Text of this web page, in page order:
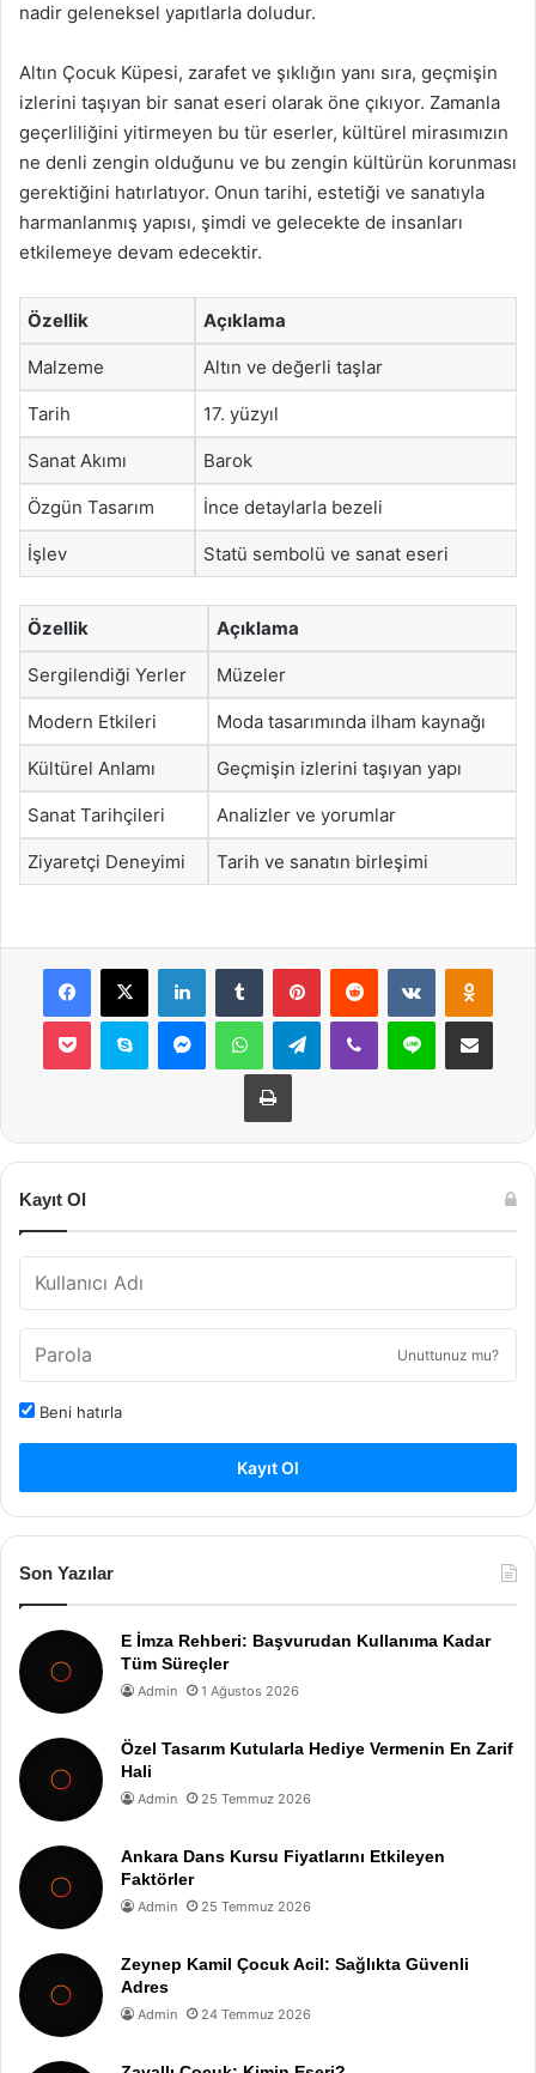
nadir geleneksel yapıtlarla doludur.
Altın Çocuk Küpesi, zarafet ve şıklığın yanı sıra, geçmişin
izlerini taşıyan bir sanat eseri olarak öne çıkıyor. Zamanla
geçerliliğini yitirmeyen bu tür eserler, kültürel mirasımızın
ne denli zengin olduğunu ve bu zengin kültürün korunması
gerektiğini hatırlatıyor. Onun tarihi, estetiği ve sanatıyla
harmanlanmış yapısı, şimdi ve gelecekte de insanları
etkilemeye devam edecektir.
Özellik Açıklama
Malzeme Altın ve değerli taşlar
Tarih 17. yüzyıl
Sanat Akımı Barok
Özgün Tasarım İnce detaylarla bezeli
İşlev Statü sembolü ve sanat eseri
Özellik Açıklama
Sergilendiği Yerler Müzeler
Modern Etkileri Moda tasarımında ilham kaynağı
Kültürel Anlamı Geçmişin izlerini taşıyan yapı
Sanat Tarihçileri Analizler ve yorumlar
Ziyaretçi Deneyimi Tarih ve sanatın birleşimi
Facebook
X LinkedInTumblr PinterestReddit VKontakte
Pocket Skype MessengerWhatsAppTelegramViber Line E-Posta ile
Yazdır
Kayıt Ol
Unuttunuz mu?
Beni hatırla
Kayıt Ol
Son Yazılar
E İmza Rehberi: Başvurudan Kullanıma Kadar
Tüm Süreçler
Admin 1 Ağustos 2026
Özel Tasarım Kutularla Hediye Vermenin En Zarif
Hali
Admin 25 Temmuz 2026
Ankara Dans Kursu Fiyatlarını Etkileyen
Faktörler
Admin 25 Temmuz 2026
Zeynep Kamil Çocuk Acil: Sağlıkta Güvenli
Adres
Admin 24 Temmuz 2026